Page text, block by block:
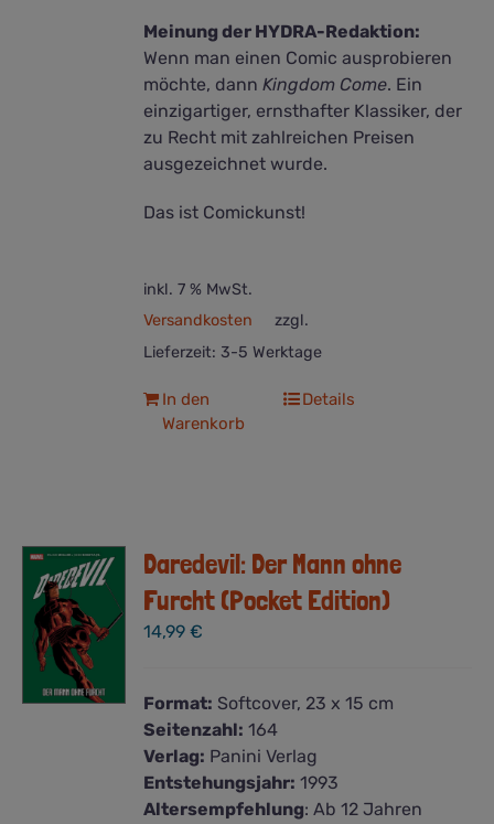
Meinung der HYDRA-Redaktion:
Wenn man einen Comic ausprobieren
möchte, dannKingdom Come. Ein
einzigartiger, ernsthafter Klassiker, der
zu Recht mit zahlreichen Preisen
ausgezeichnet wurde.
Das ist Comickunst!
inkl. 7 % MwSt.
zzgl.
Versandkosten
Lieferzeit: 3-5 Werktage
In den
Warenkorb
Details
Daredevil: Der Mann ohne
Furcht (Pocket Edition)
14,99€
Format: Softcover, 23 x 15 cm
Seitenzahl: 164
Verlag: Panini Verlag
Entstehungsjahr: 1993
Altersempfehlung: Ab 12 Jahren